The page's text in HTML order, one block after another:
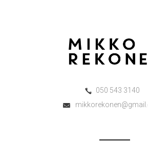
050 543 3140